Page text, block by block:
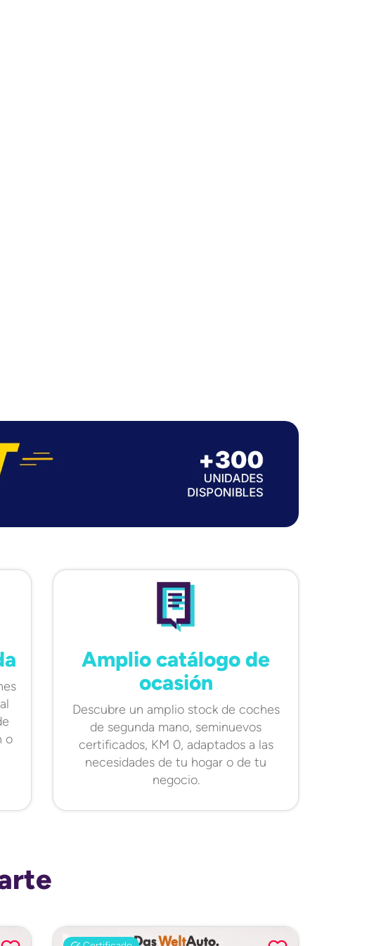
o
Amplio catálogo de
ocasión
Descubre un amplio stock de coches
de segunda mano, seminuevos
certificados, KM 0, adaptados a las
necesidades de tu hogar o de tu
negocio.